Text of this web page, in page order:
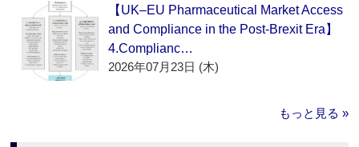
【UK–EU Pharmaceutical Market Access
and Compliance in the Post-Brexit Era】
4.Complianc…
2026年07月23日 (木)
もっと見る »